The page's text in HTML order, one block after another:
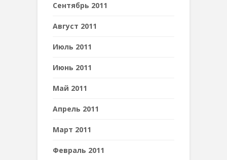
Сентябрь 2011
Август 2011
Июль 2011
Июнь 2011
Май 2011
Апрель 2011
Март 2011
Февраль 2011